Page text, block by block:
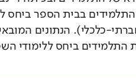
בבית הספר ביחס
כלכלי). הנתונים
התלמידים ביחס ללימודי